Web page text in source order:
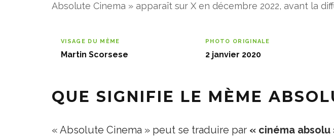
Absolute Cinema » apparaît sur X en décembre 2022, avant la
VISAGE DU MÈME
Martin Scorsese
PHOTO ORIGINALE
2 janvier 2020
QUE SIGNIFIE LE MÈME
« Absolute Cinema » peut se traduire par « cinéma absolu